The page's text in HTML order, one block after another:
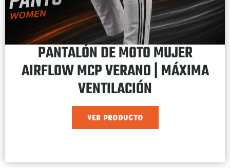
PANTALÓN DE MOTO MUJER
AIRFLOW MCP VERANO | MÁXIMA
VENTILACIÓN
VER PRODUCTO